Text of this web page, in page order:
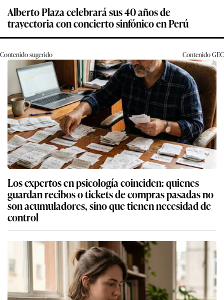
Alberto Plaza celebrará sus 40 años de
trayectoria con concierto sinfónico en Perú
Contenido sugerido ContenidoGEC
Los expertos en psicología coinciden: quienes
guardan recibos o tickets de compras pasadas no
son acumuladores, sino que tienen necesidad de
control